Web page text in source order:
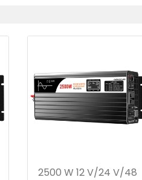
2500 W 12 V/24 V/48